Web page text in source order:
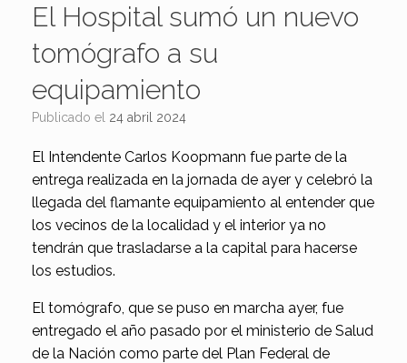
El Hospital sumó un nuevo
tomógrafo a su
equipamiento
Publicado el 24 abril 2024
El Intendente Carlos Koopmann fue parte de la
entrega realizada en la jornada de ayer y celebró la
llegada del flamante equipamiento al entender que
los vecinos de la localidad y el interior ya no
tendrán que trasladarse a la capital para hacerse
los estudios.
El tomógrafo, que se puso en marcha ayer, fue
entregado el año pasado por el ministerio de Salud
de la Nación como parte del Plan Federal de